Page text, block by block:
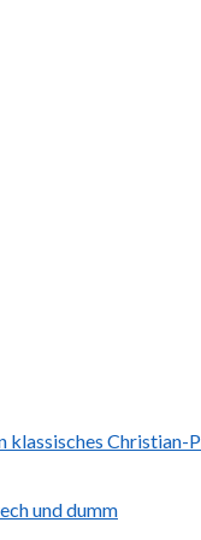
klassisches Christian-
und dumm